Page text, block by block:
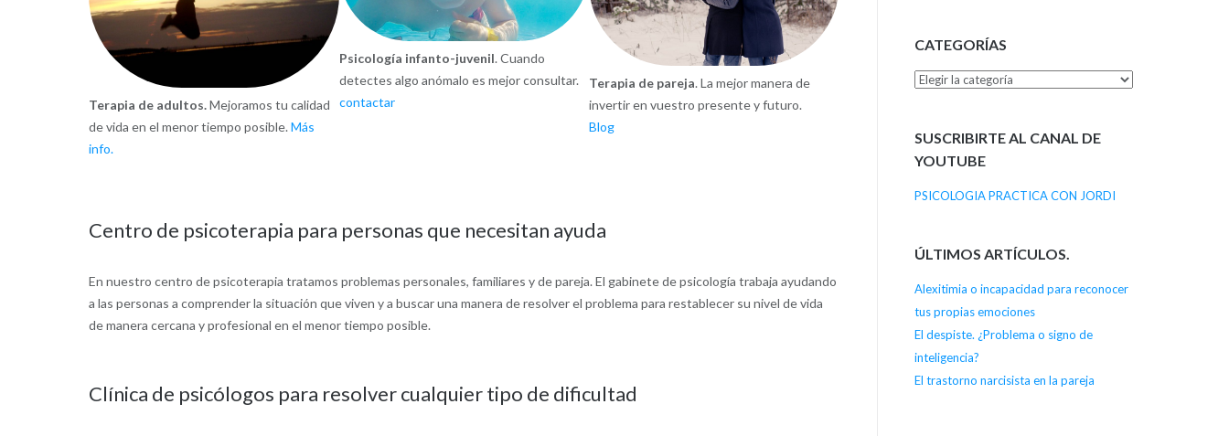
Terapia de adultos.Mejoramos tu calidad
de vida en el menor tiempo posible. Más
info.
Psicología infanto-juvenil. Cuando
detectes algo anómalo es mejor consultar.
contactar
Terapia de pareja. La mejor manera de
invertir en vuestro presente y futuro.
Blog
Centro de psicoterapia para personas que necesitan ayuda
En nuestro centro de psicoterapia tratamos problemas personales, familiares y de pareja. El gabinete de psicología trabaja ayudando
a las personas a comprender la situación que viven y a buscar una manera de resolver el problema para restablecer su nivel de vida
de manera cercana y profesional en el menor tiempo posible.
Clínica de psicólogos para resolver cualquier tipo de dificultad
CATEGORÍAS
Categorías
SUSCRIBIRTE AL CANAL DE
YOUTUBE
PSICOLOGIA PRACTICA CON JORDI
ÚLTIMOS ARTÍCULOS.
Alexitimia o incapacidad para reconocer
tus propias emociones
El despiste. ¿Problema o signo de
inteligencia?
El trastorno narcisista en la pareja